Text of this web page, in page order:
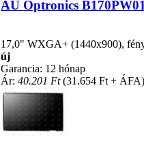
AU Optronics
17,0" WXGA+ (1440x900),
új
Garancia: 12 hónap
Ár: 40.201 Ft(31.654 Ft + ÁFA)